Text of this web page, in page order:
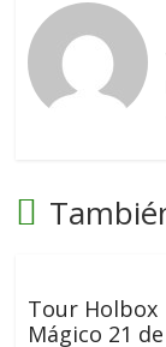
Tour Holbox
Mágico 21 de